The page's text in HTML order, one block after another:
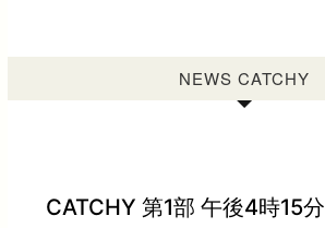
NEWS CATCHY
CATCHY 第1部 午後4時15分